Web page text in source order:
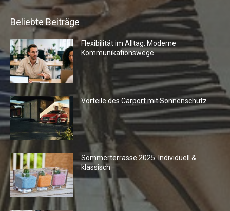
Beliebte Beiträge
Flexibilität im Alltag: Moderne
Kommunikationswege
Vorteile des Carport mit Sonnenschutz
Sommerterrasse 2025: Individuell &
klassisch